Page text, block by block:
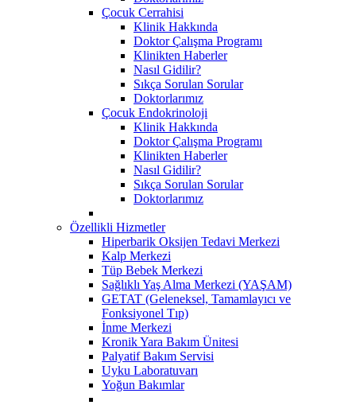
Çocuk Cerrahisi
Klinik Hakkında
Doktor Çalışma Programı
Klinikten Haberler
Nasıl Gidilir?
Sıkça Sorulan Sorular
Doktorlarımız
Çocuk Endokrinoloji
Klinik Hakkında
Doktor Çalışma Programı
Klinikten Haberler
Nasıl Gidilir?
Sıkça Sorulan Sorular
Doktorlarımız
Özellikli Hizmetler
Hiperbarik Oksijen Tedavi Merkezi
Kalp Merkezi
Tüp Bebek Merkezi
Sağlıklı Yaş Alma Merkezi (YAŞAM)
GETAT (Geleneksel, Tamamlayıcı ve
Fonksiyonel Tıp)
İnme Merkezi
Kronik Yara Bakım Ünitesi
Palyatif Bakım Servisi
Uyku Laboratuvarı
Yoğun Bakımlar